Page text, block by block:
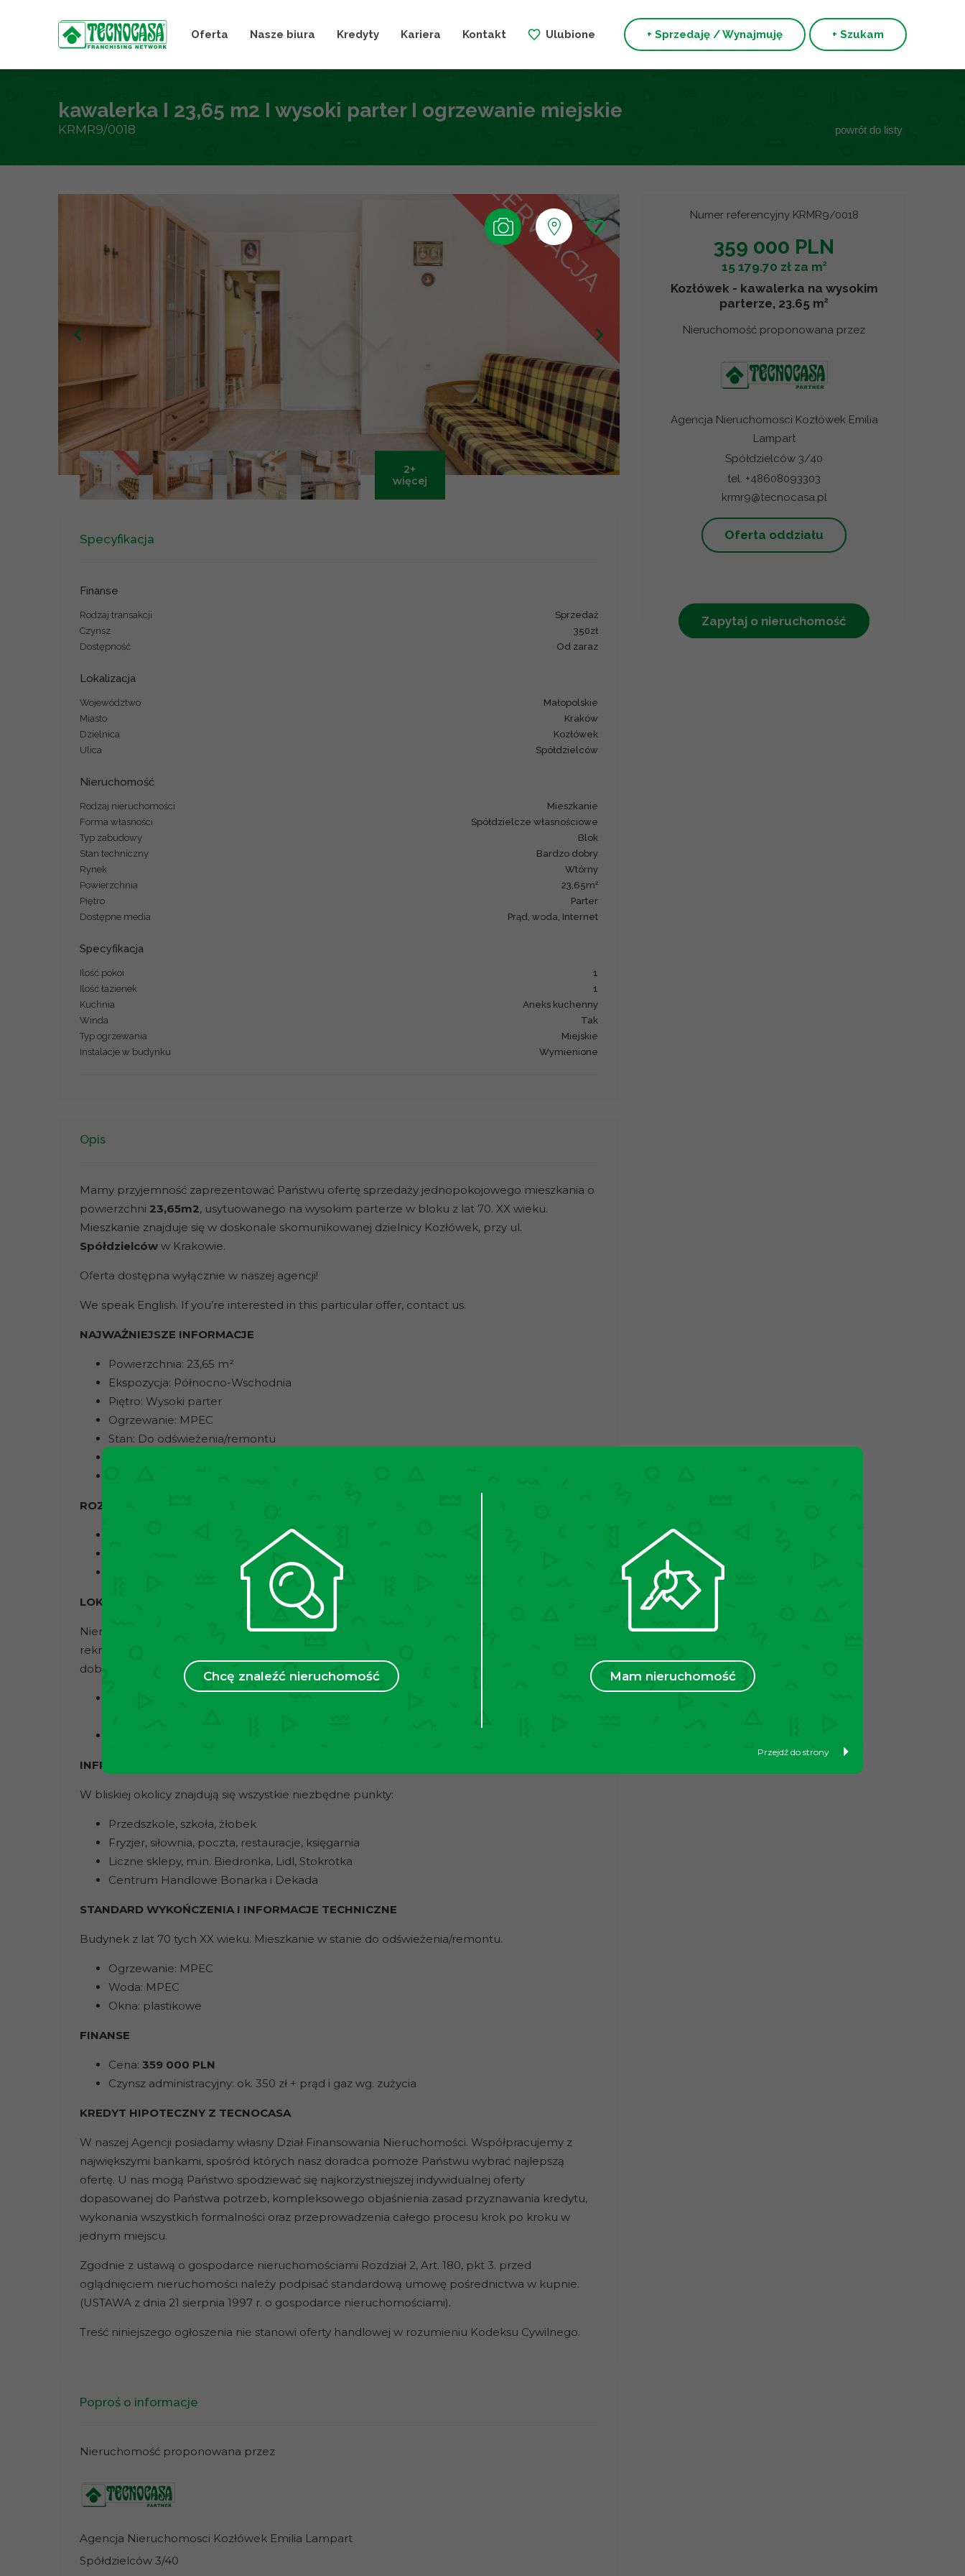
Chcę znaleźć nieruchomość Mam nieruchomość
Przejdź do strony
Oferta Nasze biura Kredyty Kariera Kontakt Ulubione + Sprzedaję / Wynajmuję + Szukam
kawalerka I 23,65 m2 I wysoki parter I ogrzewanie miejskie
KRMR9/0018 powrót do listy
Numer referencyjny KRMR9/0018
359 000 PLN
15 179.70 zł za m2
Kozłówek - kawalerka na wysokim
parterze, 23.65 m2
Nieruchomość proponowana przez
Agencja Nieruchomosci Kozłówek Emilia
Lampart
Spółdzielców 3/40
tel. +48608093303
krmr9@tecnocasa.pl
Oferta oddziału
Zapytaj o nieruchomość
2+
więcej
Leaflet|©OpenStreetMapcontributors ©CARTO
Specyfikacja
Finanse
Rodzaj transakcji
sprzedaż
Czynsz
350zł
Dostępność
Od zaraz
Lokalizacja
Województwo
małopolskie
Miasto
Kraków
Dzielnica
Kozłówek
Ulica
Spółdzielców
Nieruchomość
Rodzaj nieruchomości
mieszkanie
Forma własności
Spółdzielcze własnościowe
Typ zabudowy
blok
Stan techniczny
Bardzo dobry
Rynek
Wtórny
Powierzchnia
23,65m2
Piętro
Parter
Dostępne media
prąd, woda, Internet
Specyfikacja
Ilość pokoi
1
Ilość łazienek
1
Kuchnia
Aneks kuchenny
Winda
Tak
Typ ogrzewania
Miejskie
Instalacje w budynku
Wymienione
Opis
Mamy przyjemność zaprezentować Państwu ofertę sprzedaży jednopokojowego mieszkania o
powierzchni 23,65m2, usytuowanego na wysokim parterze w bloku z lat 70. XX wieku.
Mieszkanie znajduje się w doskonale skomunikowanej dzielnicy Kozłówek, przy ul.
Spółdzielcóww Krakowie.
Oferta dostępna wyłącznie w naszej agencji!
We speak English. If you’re interested in this particular offer, contact us.
NAJWAŻNIEJSZE INFORMACJE
Powierzchnia: 23,65 m²
Ekspozycja: Północno-Wschodnia
Piętro: Wysoki parter
Ogrzewanie: MPEC
Stan: Do odświeżenia/remontu
ROZKŁAD MIESZKANIA
LOKALIZACJA I KOMUNIKACJA
Nieruchomość znajduje się na Kozłówku, charakteryzującym się terenami zielonymi i
rekreacyjnymi, kompletną infrastrukturą oraz wygodnym dojazdem do centrum miasta dzięki
dobrze rozbudowanej sieci transportu miejskiego.
INFRASTRUKTURA W POBLIŻU
W bliskiej okolicy znajdują się wszystkie niezbędne punkty:
Przedszkole, szkoła, żłobek
Fryzjer, siłownia, poczta, restauracje, księgarnia
Liczne sklepy, m.in. Biedronka, Lidl, Stokrotka
Centrum Handlowe Bonarka i Dekada
STANDARD WYKOŃCZENIA I INFORMACJE TECHNICZNE
Budynek z lat 70 tych XX wieku. Mieszkanie w stanie do odświeżenia/remontu.
Ogrzewanie: MPEC
Woda: MPEC
Okna: plastikowe
FINANSE
Cena: 359 000 PLN
Czynsz administracyjny: ok. 350 zł + prąd i gaz wg. zużycia
KREDYT HIPOTECZNY Z TECNOCASA
W naszej Agencji posiadamy własny Dział Finansowania Nieruchomości. Współpracujemy z
największymi bankami, spośród których nasz doradca pomoże Państwu wybrać najlepszą
ofertę. U nas mogą Państwo spodziewać się najkorzystniejszej indywidualnej oferty
dopasowanej do Państwa potrzeb, kompleksowego objaśnienia zasad przyznawania kredytu,
wykonania wszystkich formalności oraz przeprowadzenia całego procesu krok po kroku w
jednym miejscu.
Zgodnie z ustawą o gospodarce nieruchomościami Rozdział 2, Art. 180, pkt 3. przed
oglądnięciem nieruchomości należy podpisać standardową umowę pośrednictwa w kupnie.
(USTAWA z dnia 21 sierpnia 1997 r. o gospodarce nieruchomościami).
Treść niniejszego ogłoszenia nie stanowi oferty handlowej w rozumieniu Kodeksu Cywilnego.
Poproś o informacje
Nieruchomość proponowana przez
Agencja Nieruchomosci Kozłówek Emilia Lampart
Spółdzielców 3/40